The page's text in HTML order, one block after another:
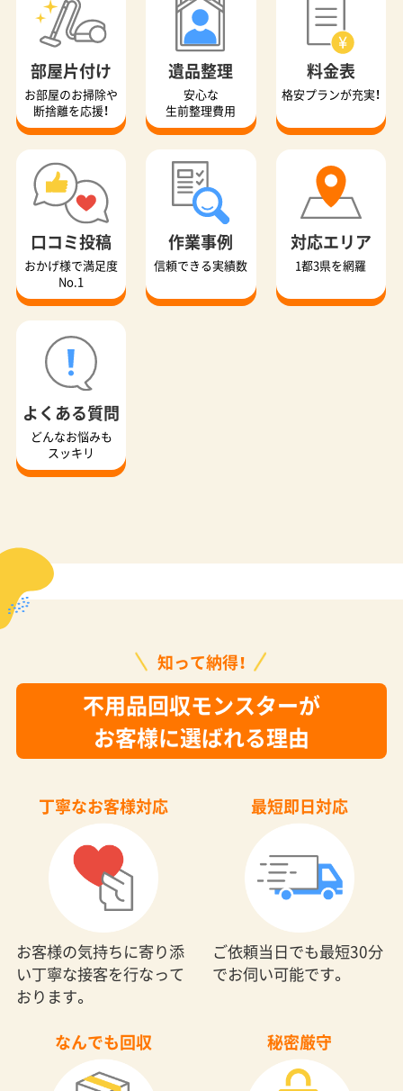
部屋片付け
お部屋のお掃除や
断捨離を応援！
遺品整理
安心な
生前整理費用
料金表
格安プランが充実！
口コミ投稿
おかげ様で満足度
No.1
作業事例
信頼できる実績数
対応エリア
1都3県を網羅
よくある質問
どんなお悩みも
スッキリ
知って納得！
不用品回収モンスターが
お客様に選ばれる理由
丁寧なお客様対応
お客様の気持ちに寄り添
い丁寧な接客を行なって
おります。
最短即日対応
ご依頼当日でも最短30分
でお伺い可能です。
なんでも回収 秘密厳守